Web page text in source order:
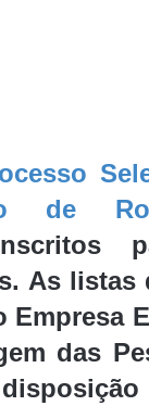
de
As listas
das